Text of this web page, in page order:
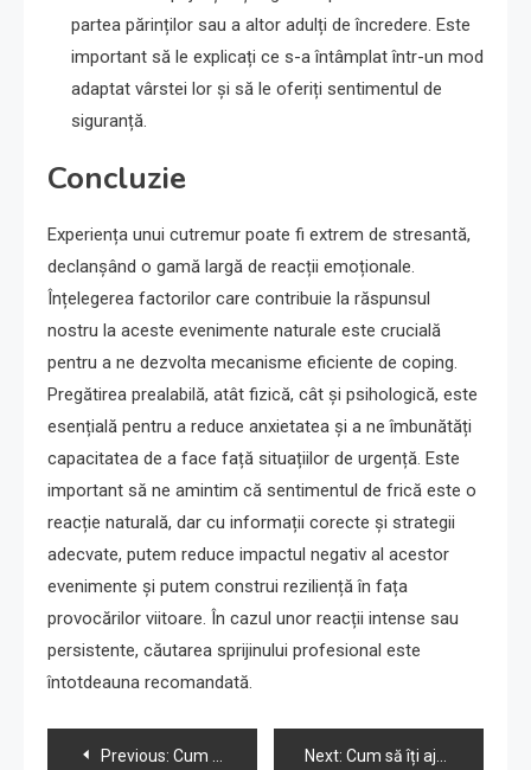
partea părinților sau a altor adulți de încredere. Este
important să le explicați ce s-a întâmplat într-un mod
adaptat vârstei lor și să le oferiți sentimentul de
siguranță.
Concluzie
Experiența unui cutremur poate fi extrem de stresantă,
declanșând o gamă largă de reacții emoționale.
Înțelegerea factorilor care contribuie la răspunsul
nostru la aceste evenimente naturale este crucială
pentru a ne dezvolta mecanisme eficiente de coping.
Pregătirea prealabilă, atât fizică, cât și psihologică, este
esențială pentru a reduce anxietatea și a ne îmbunătăți
capacitatea de a face față situațiilor de urgență. Este
important să ne amintim că sentimentul de frică este o
reacție naturală, dar cu informații corecte și strategii
adecvate, putem reduce impactul negativ al acestor
evenimente și putem construi reziliență în fața
provocărilor viitoare. În cazul unor reacții intense sau
persistente, căutarea sprijinului profesional este
întotdeauna recomandată.
Navigare
Previous: Cum să reduci anxietatea cauzată de cutremure: ghid pentru familii Next: Cum să îți ajuți vecinii în cazul unui cutremur major